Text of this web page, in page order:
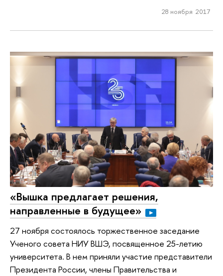
28 ноября 2017
«Вышка предлагает решения,
направленные в будущее»
27 ноября состоялось торжественное заседание
Ученого совета НИУ ВШЭ, посвященное 25-летию
университета. В нем приняли участие представители
Президента России, члены Правительства и